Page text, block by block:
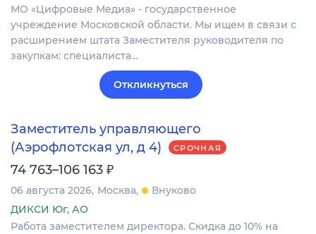
МО «Цифровые Медиа» - государственное
учреждение Московской области. Мы ищем в связи с
расширением штата Заместителя руководителя по
закупкам: специалиста…
Откликнуться
Заместитель управляющего
(Аэрофлотская ул, д 4)
СРОЧНАЯ
74 763–106 163 ₽
06 августа 2026 Москва
Внуково
ДИКСИ Юг, АО
Работа заместителем директора. Скидка до 10% на